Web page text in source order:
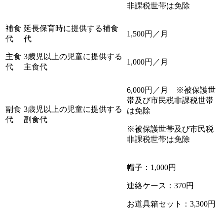
非課税世帯は免除
補食
代
延長保育時に提供する補食
代
1,500円／月
主食
代
3歳児以上の児童に提供する
主食代
1,000円／月
副食
代
3歳児以上の児童に提供する
副食代
6,000円／月 ※被保護世
帯及び市民税非課税世帯
は免除
※被保護世帯及び市民税
非課税世帯は免除
帽子：1,000円
連絡ケース：370円
お道具箱セット：3,300円